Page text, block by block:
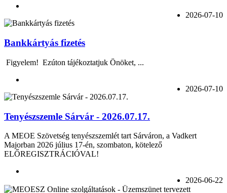
2026-07-10
Bankkártyás fizetés
Figyelem! Ezúton tájékoztatjuk Önöket, ...
2026-07-10
Tenyészszemle Sárvár - 2026.07.17.
A MEOE Szövetség tenyészszemlét tart Sárváron, a Vadkert
Majorban 2026 július 17-én, szombaton, kötelező
ELŐREGISZTRÁCIÓVAL!
2026-06-22